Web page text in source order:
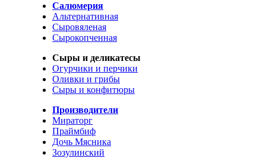
Салюмерия
Альтернативная
Сыровяленая
Сырокопченная
Сыры и деликатесы
Огурчики и перчики
Оливки и грибы
Сыры и конфитюры
Производители
Мираторг
Праймбиф
Дочь Мясника
Зозулинский